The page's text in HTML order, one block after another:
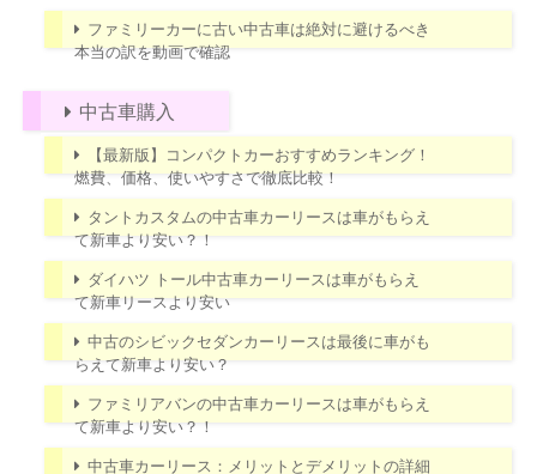
ファミリーカーに古い中古車は絶対に避けるべき
本当の訳を動画で確認
中古車購入
【最新版】コンパクトカーおすすめランキング！
燃費、価格、使いやすさで徹底比較！
タントカスタムの中古車カーリースは車がもらえ
て新車より安い？！
ダイハツ トール中古車カーリースは車がもらえ
て新車リースより安い
中古のシビックセダンカーリースは最後に車がも
らえて新車より安い？
ファミリアバンの中古車カーリースは車がもらえ
て新車より安い？！
中古車カーリース：メリットとデメリットの詳細